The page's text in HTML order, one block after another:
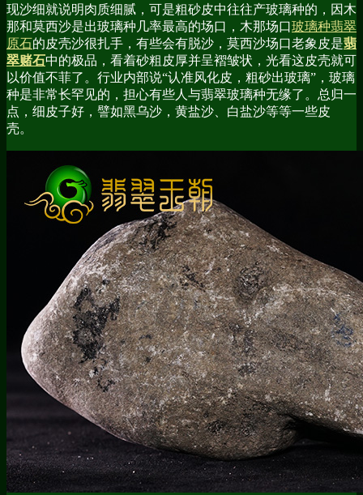
现沙细就说明肉质细腻，可是粗砂皮中往往产玻璃种的，因木
那和莫西沙是出玻璃种几率最高的场口，木那场口玻璃种翡翠
原石的皮壳沙很扎手，有些会有脱沙，莫西沙场口老象皮是翡
翠赌石中的极品，看着砂粗皮厚并呈褶皱状，光看这皮壳就可
以价值不菲了。行业内部说“认准风化皮，粗砂出玻璃”，玻璃
种是非常长罕见的，担心有些人与翡翠玻璃种无缘了。总归一
点，细皮子好，譬如黑乌沙，黄盐沙、白盐沙等等一些皮
壳。